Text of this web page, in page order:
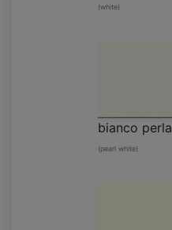
(white)
bianco perla
(pearl white)